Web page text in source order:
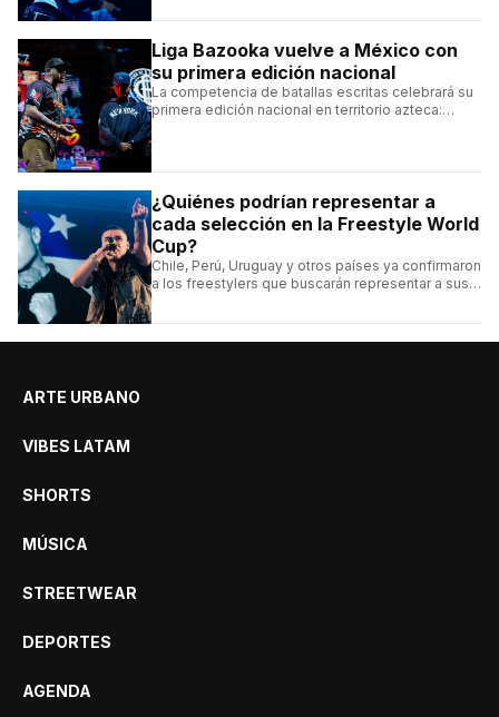
Liga Bazooka vuelve a México con
su primera edición nacional
La competencia de batallas escritas celebrará su
primera edición nacional en territorio azteca:
¿Quiénes podrían representar a
cada selección en la Freestyle World
Cup?
Chile, Perú, Uruguay y otros países ya confirmaron
a los freestylers que buscarán representar a sus
ARTE URBANO
VIBES LATAM
SHORTS
MÚSICA
STREETWEAR
DEPORTES
AGENDA